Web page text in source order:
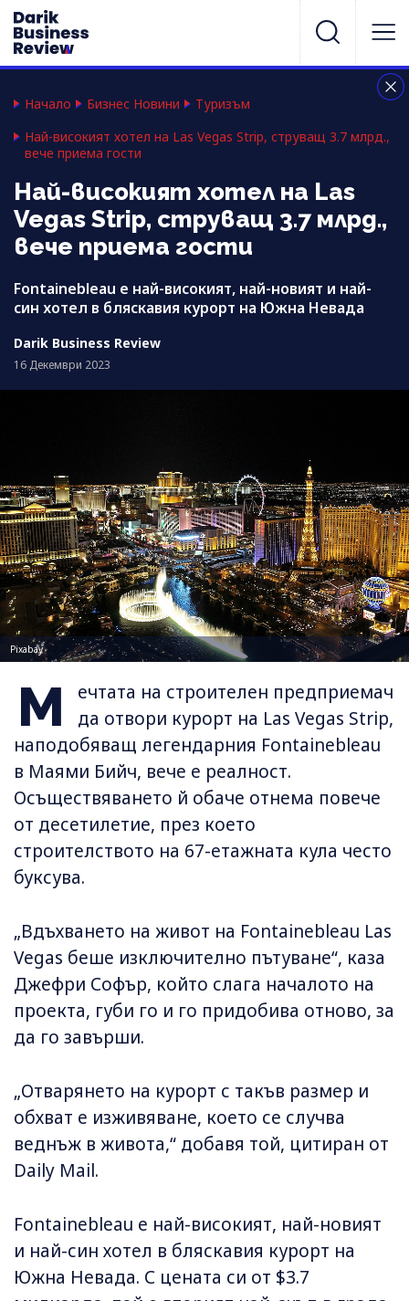
Начало Бизнес Новини
Туризъм
Най-високият хотел на Las Vegas Strip, струващ 3.7 млрд.,
вече приема гости
Най-високият хотел на Las
Vegas Strip, струващ 3.7 млрд.,
вече приема гости
Fontainebleau е най-високият, най-новият и най-
син хотел в бляскавия курорт на Южна Невада
Darik Business Review
16 Декември 2023
Pixabay
М
ечтата на строителен предприемач
да отвори курорт на Las Vegas Strip,
наподобяващ легендарния Fontainebleau
в Маями Бийч, вече е реалност.
Осъществяването й обаче отнема повече
от десетилетие, през което
строителството на 67-етажната кула често
буксува.
„Вдъхването на живот на Fontainebleau Las
Vegas беше изключително пътуване“, каза
Джефри Софър, който слага началото на
проекта, губи го и го придобива отново, за
да го завърши.
„Отварянето на курорт с такъв размер и
обхват е изживяване, което се случва
веднъж в живота,“ добавя той, цитиран от
Daily Mail.
Fontainebleau е най-високият, най-новият
и най-син хотел в бляскавия курорт на
Южна Невада. С цената си от $3.7